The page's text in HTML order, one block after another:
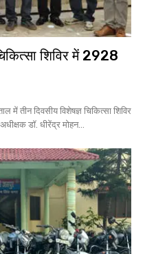
शिविर में 2928
में तीन दिवसीय विशेषज्ञ चिकित्सा शिविर
डॉ. धीरेंद्र मोहन...